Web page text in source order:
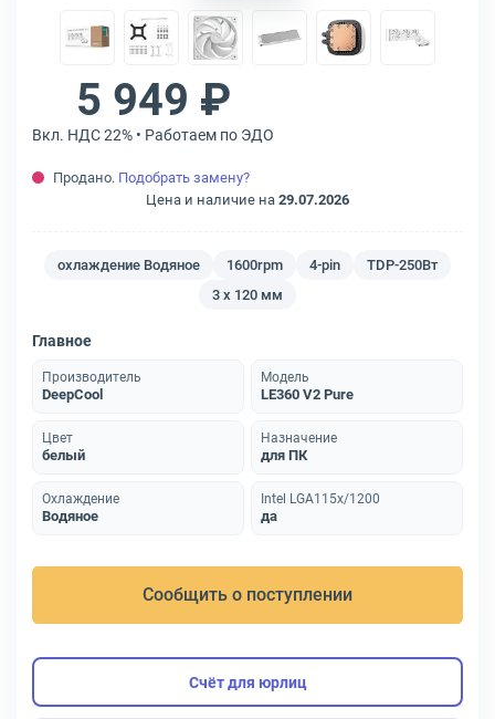
5 949 ₽
Вкл. НДС 22% • Работаем по ЭДО
Продано. Подобрать замену?
Цена и наличие на 29.07.2026
охлаждение Водяное 1600rpm 4-pin
TDP-250Вт
3 x 120 мм
Главное
Производитель
DeepCool
Модель
LE360 V2 Pure
Цвет
белый
Назначение
для ПК
Охлаждение
Водяное
Intel LGA115x/1200
да
Сообщить о поступлении
Счёт для юрлиц